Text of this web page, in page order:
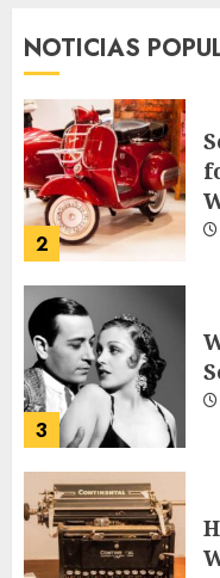
NOTICIAS
1
2
3